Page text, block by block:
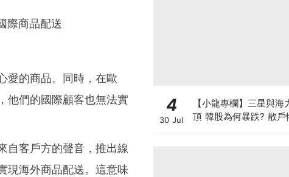
際商品配送
愛的商品。同時，在歐
他們的國際顧客也無法實
自客戶方的聲音，推出線
現海外商品配送。這意味
4
30 Jul
【小龍專欄】三星與海
頂 韓股為何暴跌? 散戶